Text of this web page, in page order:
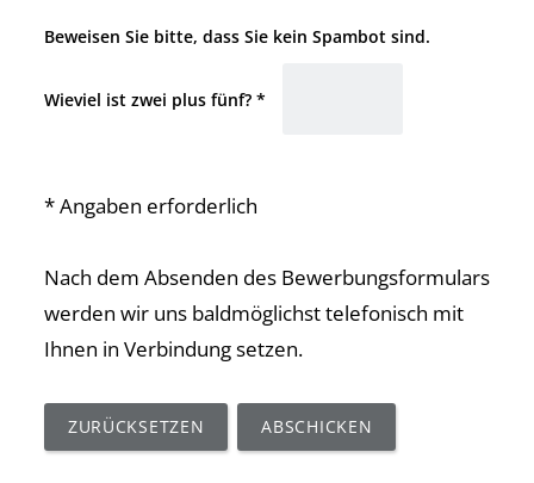
Beweisen Sie bitte, dass Sie kein Spambot sind.
Wieviel ist zwei plus fünf? *
* Angaben erforderlich
Nach dem Absenden des Bewerbungsformulars
werden wir uns baldmöglichst telefonisch mit
Ihnen in Verbindung setzen.